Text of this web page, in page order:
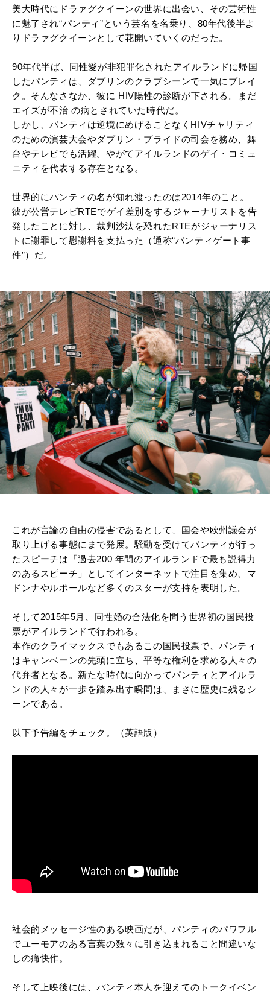
美大時代にドラァグクイーンの世界に出会い、その芸術性
に魅了され“パンティ”という芸名を名乗り、80年代後半よ
りドラァグクイーンとして花開いていくのだった。
90年代半ば、同性愛が非犯罪化されたアイルランドに帰国
したパンティは、ダブリンのクラブシーンで一気にブレイ
ク。そんなさなか、彼に HIV陽性の診断が下される。まだ
エイズが不治 の病とされていた時代だ。
しかし、パンティは逆境にめげることなくHIVチャリティ
のための演芸大会やダブリン・プライドの司会を務め、舞
台やテレビでも活躍。やがてアイルランドのゲイ・コミュ
ニティを代表する存在となる。
世界的にパンティの名が知れ渡ったのは2014年のこと。
彼が公営テレビRTEでゲイ差別をするジャーナリストを告
発したことに対し、裁判沙汰を恐れたRTEがジャーナリス
トに謝罪して慰謝料を支払った（通称“パンティゲート事
件”）だ。
これが言論の自由の侵害であるとして、国会や欧州議会が
取り上げる事態にまで発展。騒動を受けてパンティが行っ
たスピーチは「過去200 年間のアイルランドで最も説得力
のあるスピーチ」としてインターネットで注目を集め、マ
ドンナやルポールなど多くのスターが支持を表明した。
そして2015年5月、同性婚の合法化を問う世界初の国民投
票がアイルランドで行われる。
本作のクライマックスでもあるこの国民投票で、パンティ
はキャンペーンの先頭に立ち、平等な権利を求める人々の
代弁者となる。新たな時代に向かってパンティとアイルラ
ンドの人々が一歩を踏み出す瞬間は、まさに歴史に残るシ
ーンである。
以下予告編をチェック。（英語版）
社会的メッセージ性のある映画だが、パンティのパワフル
でユーモアのある言葉の数々に引き込まれること間違いな
しの痛快作。
そして上映後には、パンティ本人を迎えてのトークイベン